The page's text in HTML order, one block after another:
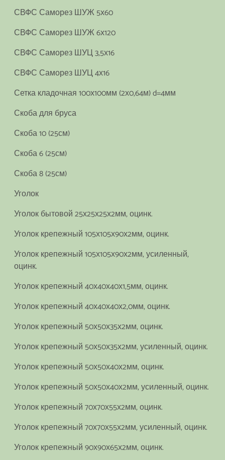
СВФС Саморез ШУЖ 5х60
СВФС Саморез ШУЖ 6х120
СВФС Саморез ШУЦ 3,5х16
СВФС Саморез ШУЦ 4х16
Сетка кладочная 100х100мм (2х0,64м) d=4мм
Скоба для бруса
Скоба 10 (25см)
Скоба 6 (25см)
Скоба 8 (25см)
Уголок
Уголок бытовой 25х25х25х2мм, оцинк.
Уголок крепежный 105х105х90х2мм, оцинк.
Уголок крепежный 105х105х90х2мм, усиленный,
оцинк.
Уголок крепежный 40х40х40х1,5мм, оцинк.
Уголок крепежный 40х40х40х2,0мм, оцинк.
Уголок крепежный 50х50х35х2мм, оцинк.
Уголок крепежный 50х50х35х2мм, усиленный, оцинк.
Уголок крепежный 50х50х40х2мм, оцинк.
Уголок крепежный 50х50х40х2мм, усиленный, оцинк.
Уголок крепежный 70х70х55х2мм, оцинк.
Уголок крепежный 70х70х55х2мм, усиленный, оцинк.
Уголок крепежный 90х90х65х2мм, оцинк.